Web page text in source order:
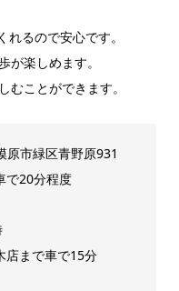
るので安心です。
が楽しめます。
むことができます。
市緑区青野原931
で20分程度
まで車で15分